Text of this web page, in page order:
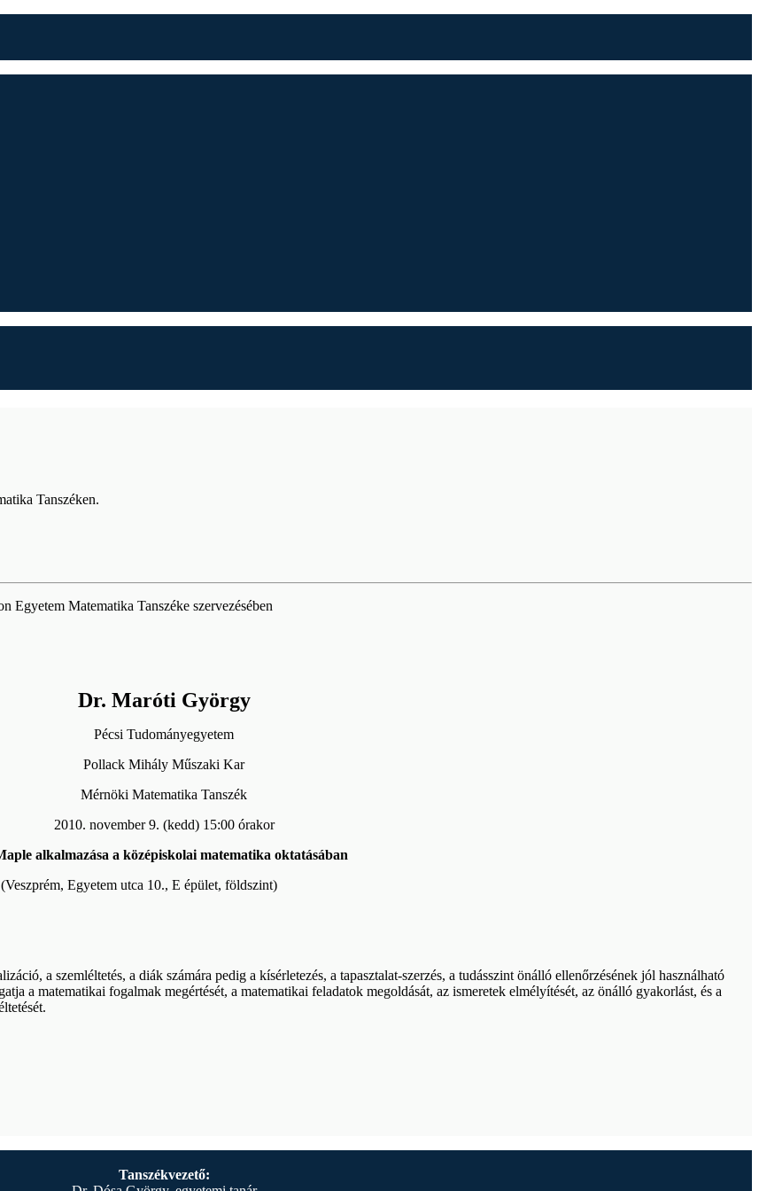
Tanszéken.
Egyetem Matematika Tanszéke szervezésében
Dr. Maróti György
Pécsi Tudományegyetem
Pollack Mihály Műszaki Kar
Mérnöki Matematika Tanszék
2010. november 9. (kedd) 15:00 órakor
alkalmazása a középiskolai matematika oktatásában
Egyetem utca 10., E épület, földszint)
a szemléltetés, a diák számára pedig a kísérletezés, a tapasztalat-szerzés, a tudásszint önálló ellenőrzésének jól használható
a matematikai fogalmak megértését, a matematikai feladatok megoldását, az ismeretek elmélyítését, az önálló gyakorlást, és a
Tanszékvezető: